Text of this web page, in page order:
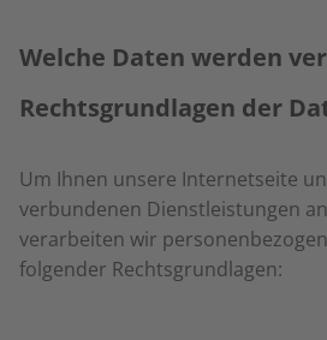
Welche Daten werden
Rechtsgrundlagen der
Um Ihnen unsere Internetseite
verbundenen Dienstleistungen
verarbeiten wir
folgender Rechtsgrundlagen: